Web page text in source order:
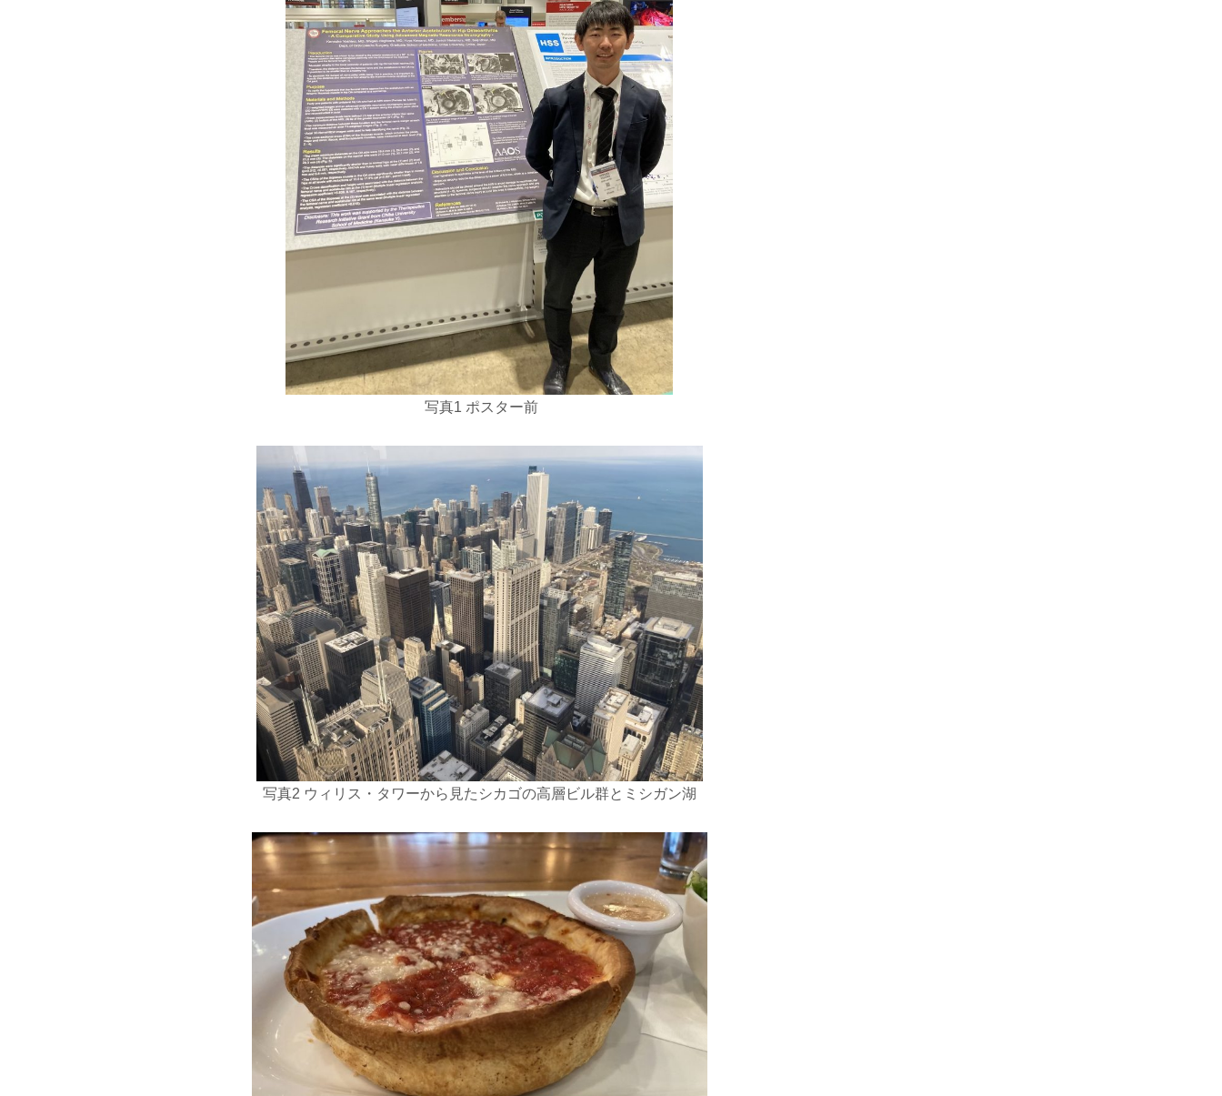
写真1 ポスター前
写真2 ウィリス・タワーから見たシカゴの高層ビル群とミシガン湖